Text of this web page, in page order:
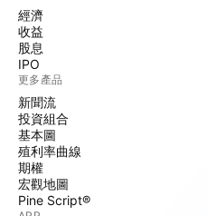
經濟
收益
股息
IPO
更多產品
新聞流
投資組合
基本圖
殖利率曲線
期權
宏觀地圖
Pine Script®